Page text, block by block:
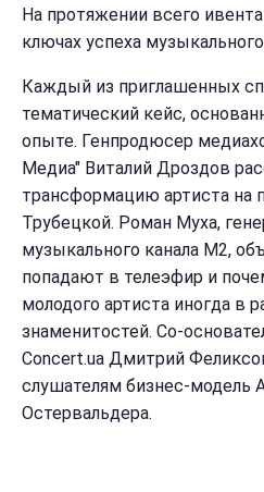
На протяжении всего
ключах успеха
Каждый из приглашенных
тематический кейс,
опыте. Генпродюсер
Медиа" Виталий Дроздов
трансформацию артиста на
Трубецкой. Роман Муха,
музыкального канала М2,
попадают в телеэфир и
молодого артиста иногда в
знаменитостей. Со-
Concert.ua Дмитрий
слушателям бизнес-модель
Остервальдера.